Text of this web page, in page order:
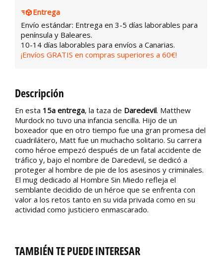
Entrega
Envío estándar: Entrega en 3-5 días laborables para
península y Baleares.
10-14 días laborables para envíos a Canarias.
¡Envíos GRATIS en compras superiores a 60€!
Descripción
En esta 15a entrega, la taza de Daredevil. Matthew
Murdock no tuvo una infancia sencilla. Hijo de un
boxeador que en otro tiempo fue una gran promesa del
cuadrilátero, Matt fue un muchacho solitario. Su carrera
como héroe empezó después de un fatal accidente de
tráfico y, bajo el nombre de Daredevil, se dedicó a
proteger al hombre de pie de los asesinos y criminales.
El mug dedicado al Hombre Sin Miedo refleja el
semblante decidido de un héroe que se enfrenta con
valor a los retos tanto en su vida privada como en su
actividad como justiciero enmascarado.
TAMBIÉN TE PUEDE INTERESAR